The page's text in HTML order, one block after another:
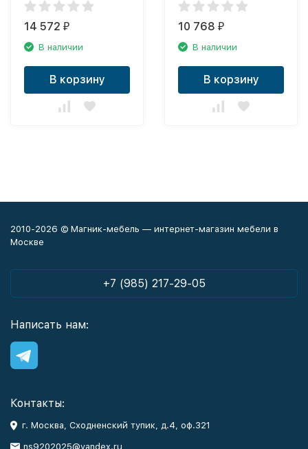
14 572 ₽
В наличии
В корзину
10 768 ₽
В наличии
В корзину
2010-2026 © Магник-мебель — интернет-магазин мебели в
Москве
+7 (985) 217-29-05
Написать нам:
Контакты:
г. Москва, Сходненский тупик, д.4, оф.321
ns9202025@yandex.ru